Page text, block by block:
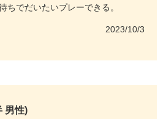
ちでだいたいプレーできる。
2023/10/3
男性)